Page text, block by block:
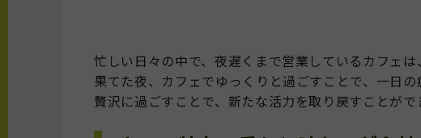
忙しい日々の中で、夜遅くまで営業しているカフェ
果てた夜、カフェでゆっくりと過ごすことで、一日
贅沢に過ごすことで、新たな活力を取り戻すことがで